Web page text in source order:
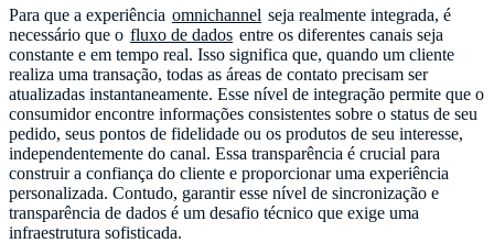
Para que a experiência omnichannel seja realmente integrada, é
necessário que o fluxo de dados entre os diferentes canais seja
constante e em tempo real. Isso significa que, quando um cliente
realiza uma transação, todas as áreas de contato precisam ser
atualizadas instantaneamente. Esse nível de integração permite que o
consumidor encontre informações consistentes sobre o status de seu
pedido, seus pontos de fidelidade ou os produtos de seu interesse,
independentemente do canal. Essa transparência é crucial para
construir a confiança do cliente e proporcionar uma experiência
personalizada. Contudo, garantir esse nível de sincronização e
transparência de dados é um desafio técnico que exige uma
infraestrutura sofisticada.